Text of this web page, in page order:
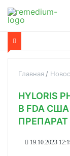
Главная
HYLORIS
В FDA
ПРЕПАРАТ
19.10.2023